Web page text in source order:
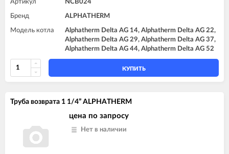
Артикул NCB024
Бренд ALPHATHERM
Модель котла
Alphatherm Delta AG 14, Alphatherm Delta AG 22,
Alphatherm Delta AG 29, Alphatherm Delta AG 37,
Alphatherm Delta AG 44, Alphatherm Delta AG 52
КУПИТЬ
Труба возврата 1 1/4” ALPHATHERM
цена по запросу
Нет в наличии